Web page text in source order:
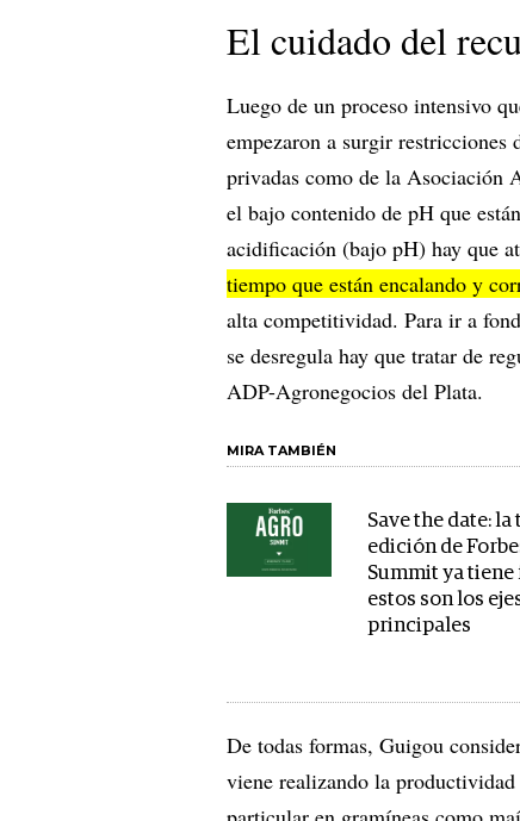
El cuidado del
Luego de un proceso intensivo
empezaron a surgir
privadas como de la Asociación
el bajo contenido de pH que
acidificación (bajo pH) hay que
tiempo que están encalando y
alta competitividad. Para ir a
se desregula hay que tratar de
ADP-Agronegocios del Plata.
MIRA TAMBIÉN
Save the date:
edición de
Summit ya tiene
estos son los
principales
De todas formas, Guigou
viene realizando la